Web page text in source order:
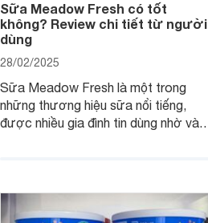
Sữa Meadow Fresh có tốt
không? Review chi tiết từ người
dùng
28/02/2025
Sữa Meadow Fresh là một trong
những thương hiệu sữa nổi tiếng,
được nhiều gia đình tin dùng nhờ vào
dưỡng có gì đặc biệt? Giá sữa
Meadow Fresh trên thị trường hiện